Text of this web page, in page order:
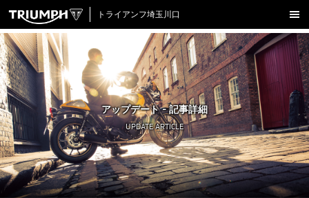
トライアンフ埼玉川口
新車在庫情報
試乗車一覧
認定中古車
アクセサリー
クロージング
アップデート
アップデート - 記事詳細
UPDATE ARTICLE